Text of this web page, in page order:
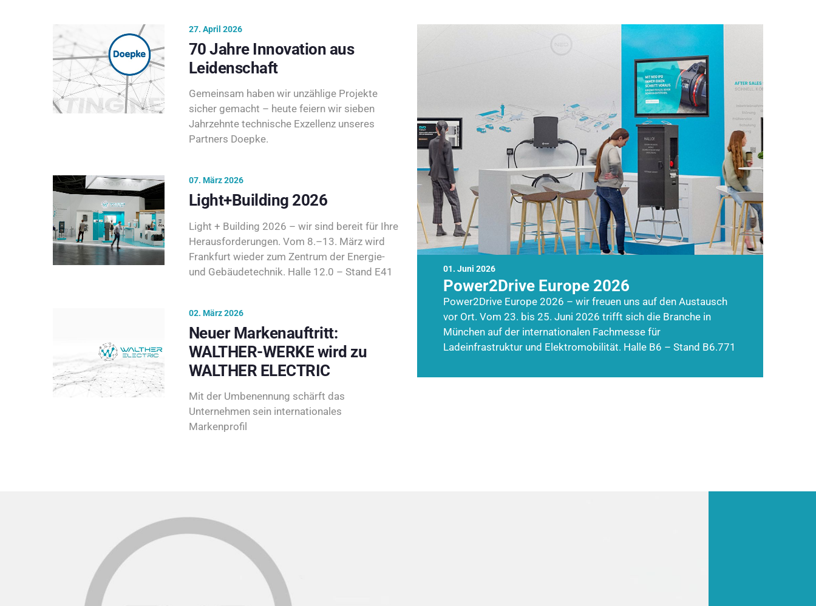
01. Juni 2026
Power2Drive Europe 2026
Power2Drive Europe 2026 – wir freuen uns auf den Austausch
vor Ort. Vom 23. bis 25. Juni 2026 trifft sich die Branche in
München auf der internationalen Fachmesse für
Ladeinfrastruktur und Elektromobilität. Halle B6 – Stand B6.771
27. April 2026
70 Jahre Innovation aus
Leidenschaft
Gemeinsam haben wir unzählige Projekte
sicher gemacht – heute feiern wir sieben
Jahrzehnte technische Exzellenz unseres
Partners Doepke.
07. März 2026
Light+Building 2026
Light + Building 2026 – wir sind bereit für Ihre
Herausforderungen. Vom 8.–13. März wird
Frankfurt wieder zum Zentrum der Energie-
und Gebäudetechnik. Halle 12.0 – Stand E41
02. März 2026
Neuer Markenauftritt:
WALTHER-WERKE wird zu
WALTHER ELECTRIC
Mit der Umbenennung schärft das
Unternehmen sein internationales
Markenprofil